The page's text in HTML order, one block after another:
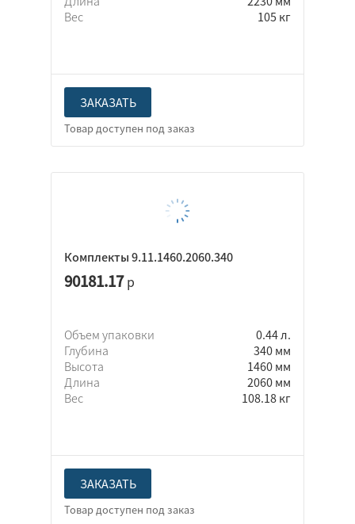
Вес
105 кг
ЗАКАЗАТЬ
Комплекты 9.11.1460.2060.340
90181.17р
Объем упаковки
0.44 л.
Глубина
340 мм
Высота
1460 мм
Длина
2060 мм
Вес
108.18 кг
ЗАКАЗАТЬ